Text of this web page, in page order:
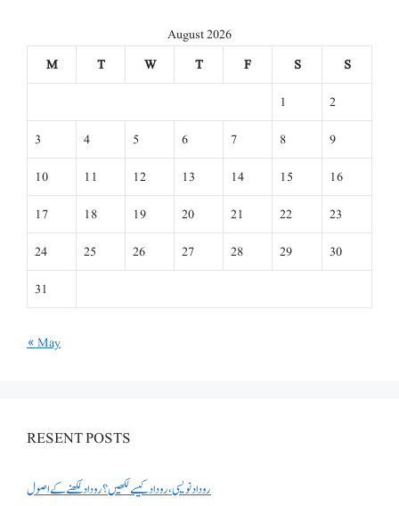
August 2026
M
T W T F S
S
1
2
3
4 5 6 7 8
9
10
11 12 13 14 15
16
17
18 19 20 21 22
23
24
25 26 27 28 29
30
31
« May
RESENT POSTS
روداد نویسی ،روداد کیسے لکھیں؟ روداد لکھنے کے اصول